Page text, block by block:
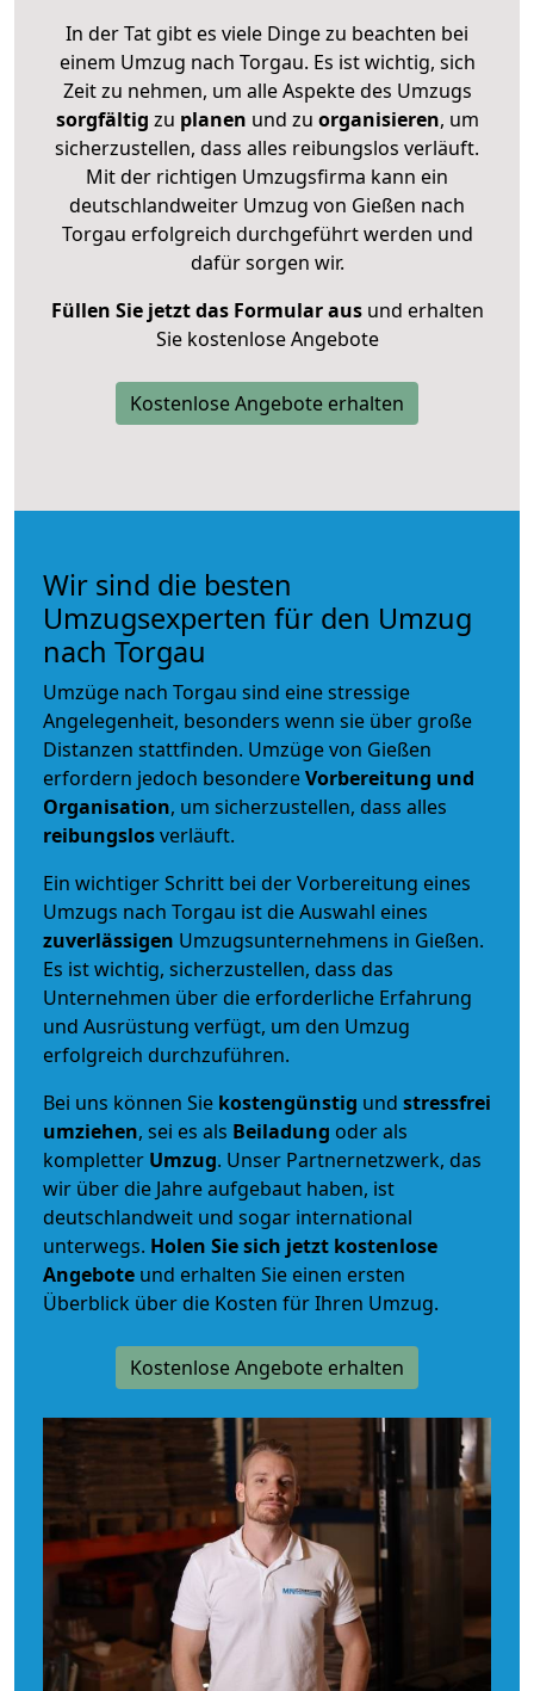
In der Tat gibt es viele Dinge zu beachten bei
einem Umzug nach Torgau. Es ist wichtig, sich
Zeit zu nehmen, um alle Aspekte des Umzugs
sorgfältig zu planen und zu organisieren, um
sicherzustellen, dass alles reibungslos verläuft.
Mit der richtigen Umzugsfirma kann ein
deutschlandweiter Umzug von Gießen nach
Torgau erfolgreich durchgeführt werden und
dafür sorgen wir.
Füllen Sie jetzt das Formular ausund erhalten
Sie kostenlose Angebote
Kostenlose Angebote erhalten
Wir sind die besten
Umzugsexperten für den Umzug
nach Torgau
Umzüge nach Torgau sind eine stressige
Angelegenheit, besonders wenn sie über große
Distanzen stattfinden. Umzüge von Gießen
erfordern jedoch besondereVorbereitung und
Organisation, um sicherzustellen, dass alles
reibungslosverläuft.
Ein wichtiger Schritt bei der Vorbereitung eines
Umzugs nach Torgau ist die Auswahl eines
zuverlässigen Umzugsunternehmens in Gießen.
Es ist wichtig, sicherzustellen, dass das
Unternehmen über die erforderliche Erfahrung
und Ausrüstung verfügt, um den Umzug
erfolgreich durchzuführen.
Bei uns können Sie kostengünstig und stressfrei
umziehen, sei es als Beiladung oder als
kompletter Umzug. Unser Partnernetzwerk, das
wir über die Jahre aufgebaut haben, ist
deutschlandweit und sogar international
unterwegs. Holen Sie sich jetzt kostenlose
Angebote und erhalten Sie einen ersten
Überblick über die Kosten für Ihren Umzug.
Kostenlose Angebote erhalten